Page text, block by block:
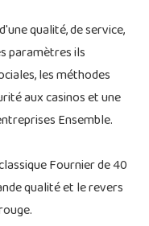
qualité, de service,
paramètres ils
les méthodes
aux casinos et une
Ensemble.
Fournier de 40
qualité et le revers